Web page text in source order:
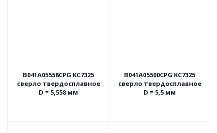
B041A05558CPG KC7325
сверло твердосплавное
D = 5,558 мм
B041A05500CPG KC7325
сверло твердосплавное
D = 5,5 мм